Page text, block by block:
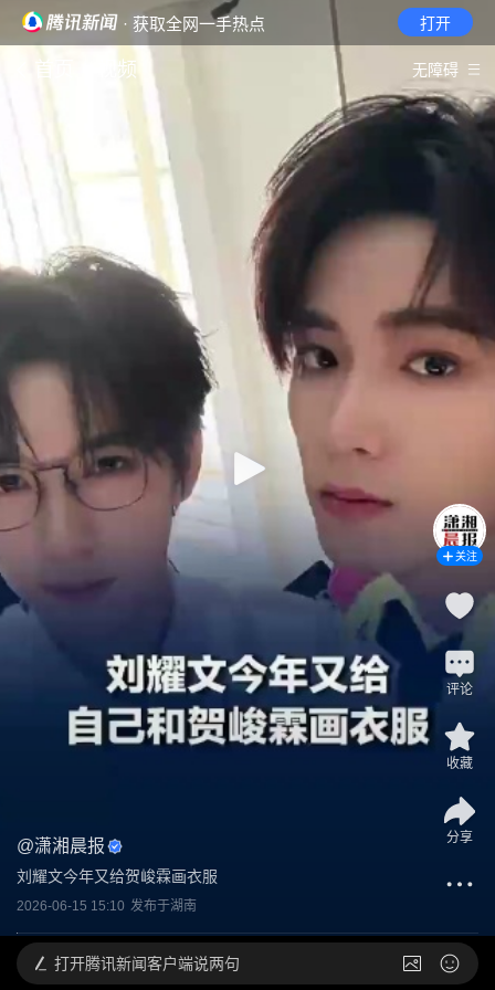
· 获取全网一手热点 打开
首页 视频 无障碍
@潇湘晨报
刘耀文今年又给贺峻霖画衣服
2026-06-15 15:10 发布于湖南
关注
评论
收藏
分享
打开腾讯新闻客户端说两句